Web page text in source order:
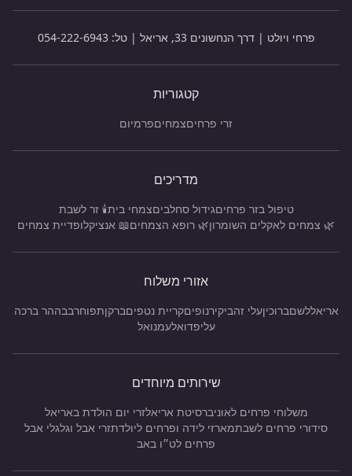
פרחי ויולט | דרך הנחשונים 33, אריאל | טל: 054-222-6943
קטגוריות
זרי פרחיםצמחיםפרמיום
מדריכים
טיפול בזר פרחיםגידול סחלביםצמחי בית🕯️ זר לשבת
🌿 צמחים לאקלים השומרון🌿 רופא הצמחים📖 אנציקלופדיית צמחים
אזורי משלוח
אריאללשםברוכיןעלי זהביקירנופיםקריית נטפיםברקןתפוחרבבההר ברכה
עליפדואלעמנואל
שירותים מיוחדים
משלוחי פרחים לאוניברסיטת אריאלזרי יום הולדת באריאל
סידורי פרחים לשבתמארזי לידה ופרחים ליולדתזרי אבל וגלגלי אבל
פרחים לט״ו באב